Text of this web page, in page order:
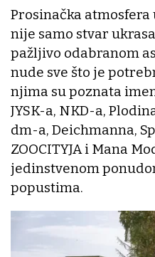
Prosinačka atmosfera
nije samo stvar
pažljivo odabranom
nude sve što je
njima su poznata
JYSK-a, NKD-a,
dm-a, Deichmanna,
ZOOCITYJA i Mana
jedinstvenom
popustima.